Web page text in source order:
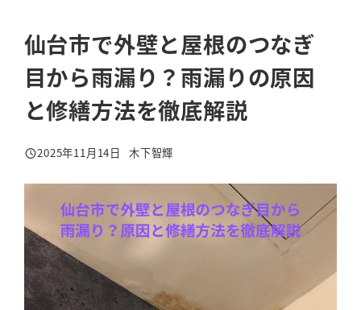
仙台市で外壁と屋根のつなぎ
目から雨漏り？雨漏りの原因
と修繕方法を徹底解説
投稿日
2025年11月14日
著
木下智輝